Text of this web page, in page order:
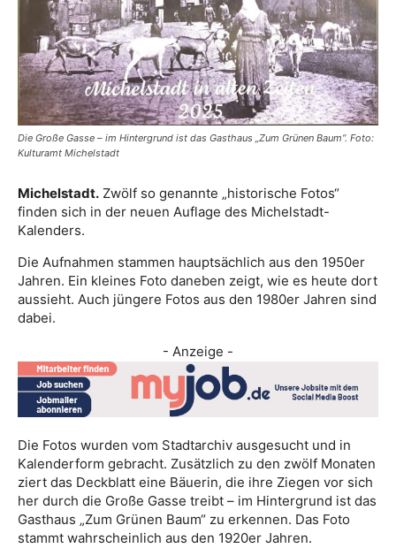
Die Große Gasse – im Hintergrund ist das Gasthaus „Zum Grünen Baum“. Foto:
Kulturamt Michelstadt
Michelstadt. Zwölf so genannte „historische Fotos“
finden sich in der neuen Auflage des Michelstadt-
Kalenders.
Die Aufnahmen stammen hauptsächlich aus den 1950er
Jahren. Ein kleines Foto daneben zeigt, wie es heute dort
aussieht. Auch jüngere Fotos aus den 1980er Jahren sind
dabei.
- Anzeige -
Die Fotos wurden vom Stadtarchiv ausgesucht und in
Kalenderform gebracht. Zusätzlich zu den zwölf Monaten
ziert das Deckblatt eine Bäuerin, die ihre Ziegen vor sich
her durch die Große Gasse treibt – im Hintergrund ist das
Gasthaus „Zum Grünen Baum“ zu erkennen. Das Foto
stammt wahrscheinlich aus den 1920er Jahren.